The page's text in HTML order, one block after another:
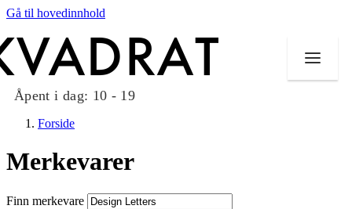
Gå til hovedinnhold
Åpent i dag: 10 - 19
Butikker
Forside
Merkevarer
Finn merkevare